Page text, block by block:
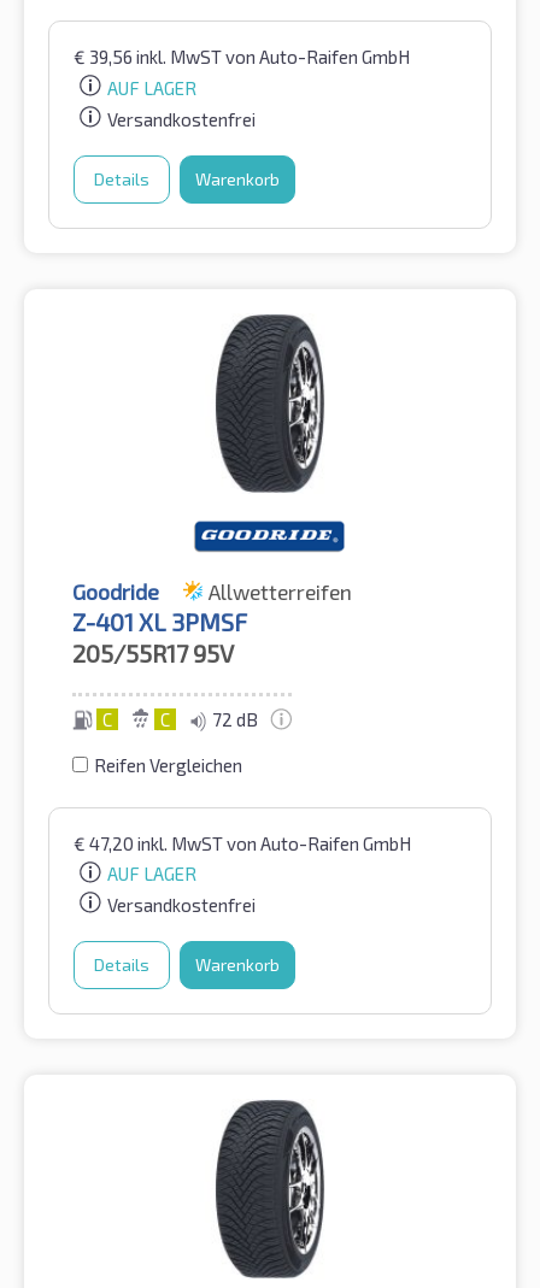
€ 39,56 inkl. MwSTvon Auto-Raifen GmbH
AUF LAGER
Versandkostenfrei
Details Warenkorb
Goodride Allwetterreifen
Z-401 XL 3PMSF
205/55R17 95V
C C 72 dB
Reifen Vergleichen
€ 47,20 inkl. MwSTvon Auto-Raifen GmbH
AUF LAGER
Versandkostenfrei
Details Warenkorb